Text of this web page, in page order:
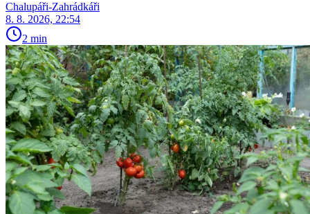
Chalupáři-Zahrádkáři
8. 8. 2026, 22:54
2 min